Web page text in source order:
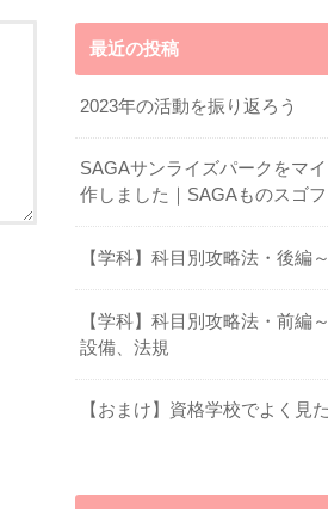
最近の投稿
2023年の活動を振り返ろう
SAGAサンライズパークをマ
作しました｜SAGAものスゴ
【学科】科目別攻略法・後編
【学科】科目別攻略法・前編
設備、法規
【おまけ】資格学校でよく見